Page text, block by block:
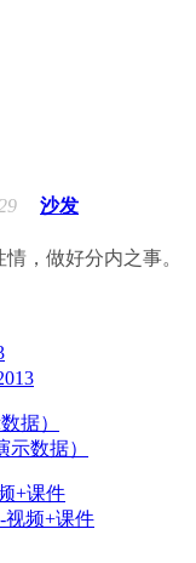
沙发
，做好分内之事。
示数据）
视频+课件